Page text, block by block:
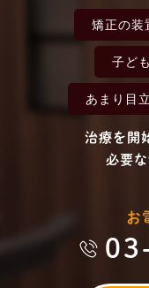
矯正の装
子ど
あまり目
治療を開
必要
お